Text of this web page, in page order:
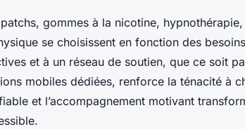
gommes à la nicotine,
se choisissent en fonction des
et à un réseau de soutien, que ce soit
mobiles dédiées, renforce la ténacité à
et l’accompagnement motivant